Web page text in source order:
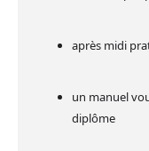
après midi
un manuel
diplôme